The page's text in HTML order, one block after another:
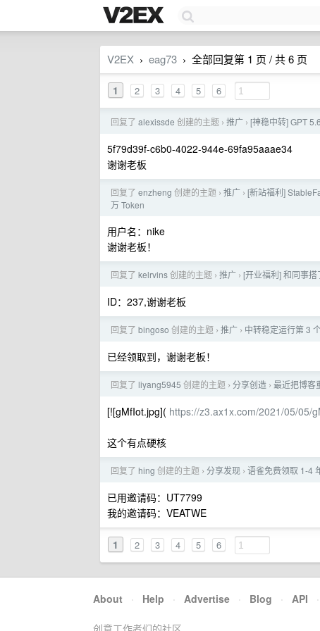
V2EX › eag73 › 全部回复第 1 页 / 共 6 页
1 2 3 4 5 6
回复了 alexissde 创建的主题 › 推广 › [神稳中转] GPT
5f79d39f-c6b0-4022-944e-69fa95aaae34
谢谢老板
回复了 enzheng 创建的主题 › 推广 › [新站福利]
万 Token
用户名：nike
谢谢老板！
回复了 kelrvins创建的主题 › 推广 › [开业福利] 和同事
ID：237,谢谢老板
回复了 bingoso 创建的主题 › 推广 › 中转稳定运行第 3
已经领取到，谢谢老板！
回复了 liyang5945 创建的主题 › 分享创造 › 最近把博客
[![gMfIot.jpg]( https://z3.ax1x.com/2021/05/05/
这个有点硬核
回复了 hing 创建的主题 › 分享发现 › 语雀免费领取 1-4
已用邀请码：UT7799
我的邀请码：VEATWE
1 2 3 4 5 6
About · Help · Advertise · Blog · API ·
创意工作者们的社区